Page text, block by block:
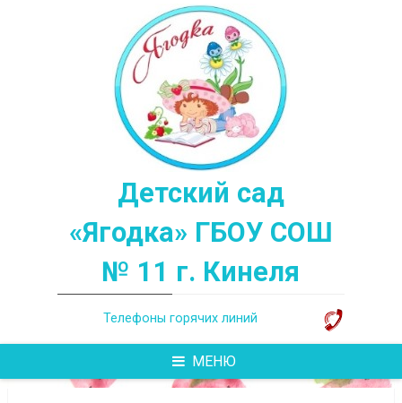
Детский сад
«Ягодка» ГБОУ СОШ
№ 11 г. Кинеля
Телефоны горячих линий
МЕНЮ